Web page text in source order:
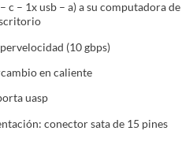
c – 1x usb – a) a su computadora de
(10 gbps)
en caliente
uasp
conector sata de 15 pines